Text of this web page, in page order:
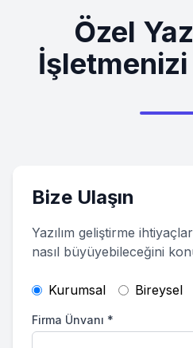
Özel
Bize Ulaşın
Yazılım geliştirme
nasıl büyüyebileceğini
Kurumsal Bireysel
Firma Ünvanı *